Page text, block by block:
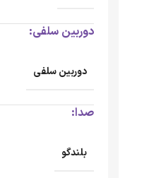
دوربین سلفی:
دوربین سلفی
صدا:
بلندگو